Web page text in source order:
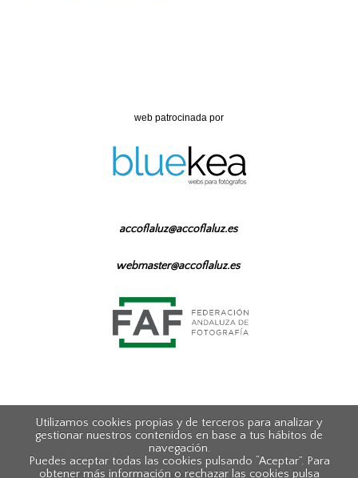
web patrocinada por
accoflaluz@accoflaluz.es
webmaster@accoflaluz.es
Utilizamos cookies propias y de terceros para analizar y
gestionar nuestros contenidos en base a tus hábitos de
navegación.
Puedes aceptar todas las cookies pulsando “Aceptar”. Para
obtener más información o rechazar las cookies pulsa